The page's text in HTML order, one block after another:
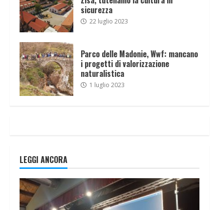
sicurezza
22 luglio 2023
Parco delle Madonie, Wwf: mancano
i progetti di valorizzazione
naturalistica
1 luglio 2023
LEGGI ANCORA